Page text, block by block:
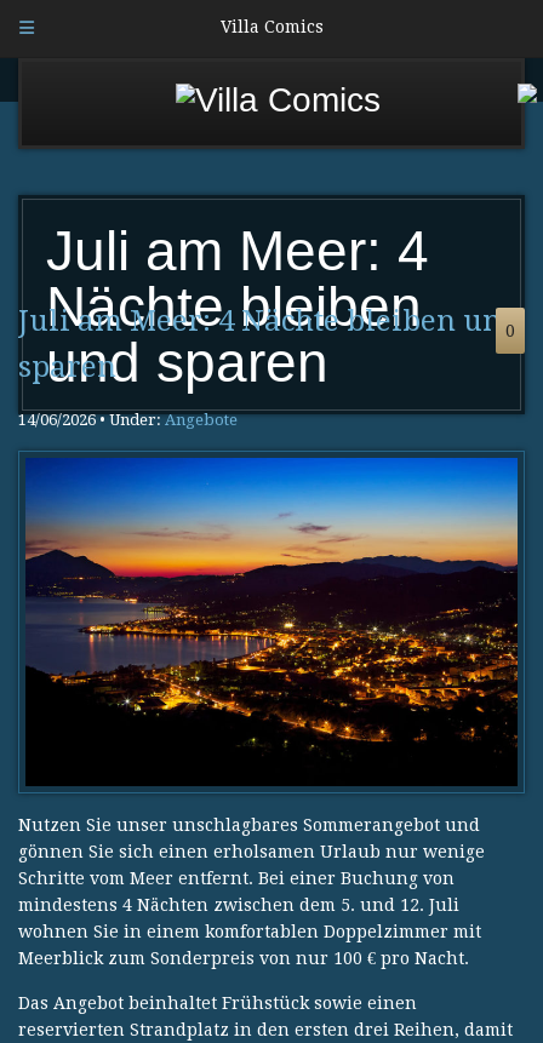
Villa Comics
Juli am Meer: 4
Nächte bleiben
und sparen
Juli am Meer: 4 Nächte bleiben und
sparen
14/06/2026 • Under:Angebote
0
Nutzen Sie unser unschlagbares Sommerangebot und
gönnen Sie sich einen erholsamen Urlaub nur wenige
Schritte vom Meer entfernt. Bei einer Buchung von
mindestens 4 Nächten zwischen dem 5. und 12. Juli
wohnen Sie in einem komfortablen Doppelzimmer mit
Meerblick zum Sonderpreis von nur 100 € pro Nacht.
Das Angebot beinhaltet Frühstück sowie einen
reservierten Strandplatz in den ersten drei Reihen, damit